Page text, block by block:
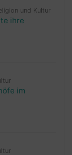
und Kultur
ihre
im